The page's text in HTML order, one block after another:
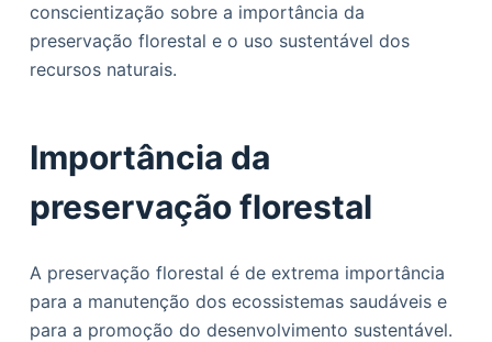
conscientização sobre a importância da
preservação florestal e o uso sustentável dos
recursos naturais.
Importância da
preservação florestal
A preservação florestal é de extrema importância
para a manutenção dos ecossistemas saudáveis e
para a promoção do desenvolvimento sustentável.